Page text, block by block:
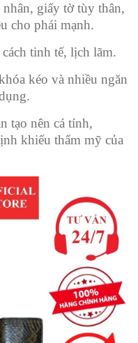
giấy tờ tùy thân,
cho phái mạnh.
tinh tế, lịch lãm.
kéo và nhiều ngăn
tạo nên cá tính,
khiếu thẩm mỹ của